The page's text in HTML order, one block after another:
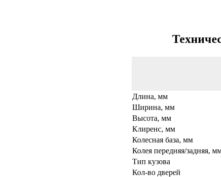
Длина, мм
Ширина, мм
Высота, мм
Клиренс, мм
Колесная база, мм
Колея передняя/задняя,
Тип кузова
Кол-во дверей